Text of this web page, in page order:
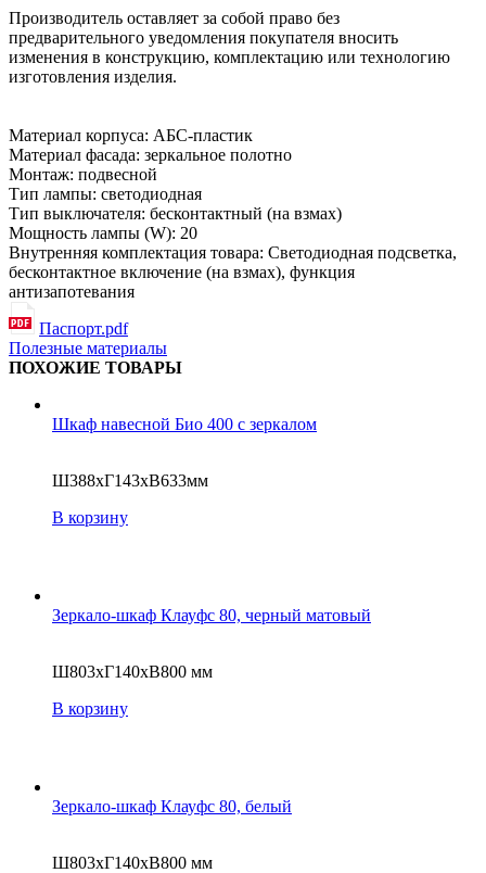
Производитель оставляет за собой право без
предварительного уведомления покупателя вносить
изменения в конструкцию, комплектацию или технологию
изготовления изделия.
Материал корпуса: АБС-пластик
Материал фасада: зеркальное полотно
Монтаж: подвесной
Тип лампы: светодиодная
Тип выключателя: бесконтактный (на взмах)
Мощность лампы (W): 20
Внутренняя комплектация товара: Светодиодная подсветка,
бесконтактное включение (на взмах), функция
антизапотевания
Паспорт.pdf
Полезные материалы
ПОХОЖИЕ ТОВАРЫ
Шкаф навесной Био 400 с зеркалом
Ш388хГ143хВ633мм
В корзину
Зеркало-шкаф Клауфс 80, черный матовый
Ш803хГ140хВ800 мм
В корзину
Зеркало-шкаф Клауфс 80, белый
Ш803хГ140хВ800 мм